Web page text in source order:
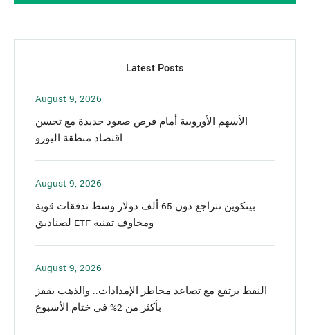
Latest Posts
August 9, 2026
الأسهم الأوروبية أمام فرص صعود جديدة مع تحسن
اقتصاد منطقة اليورو
August 9, 2026
بيتكوين تتراجع دون 65 ألف دولار وسط تدفقات قوية
لصناديق ETF ومخاوف تقنية
August 9, 2026
النفط يرتفع مع تصاعد مخاطر الإمدادات.. والذهب يقفز
بأكثر من 2% في ختام الأسبوع